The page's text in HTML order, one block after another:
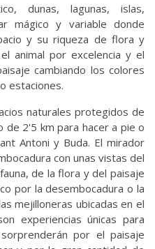
dunas, lagunas, islas,
mágico y variable donde
y su riqueza de flora y
animal por excelencia y el
cambiando los colores
estaciones.
naturales protegidos de
de 2'5 km para hacer a pie o
Antoni y Buda. El mirador
con unas vistas del
de la flora y del paisaje
por la desembocadura o la
mejilloneras ubicadas en el
experiencias únicas para
por el paisaje